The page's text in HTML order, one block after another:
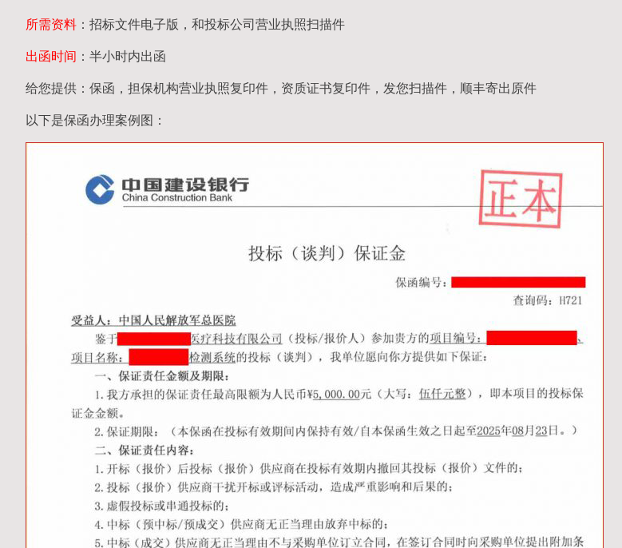
所需资料 ：招标文件电子版，和投标公司营业执照扫描件
出函时间 ：半小时内出函
给您提供：保函，担保机构营业执照复印件，资质证书复印件，发您扫描件，顺丰寄出原件
以下是保函办理案例图：